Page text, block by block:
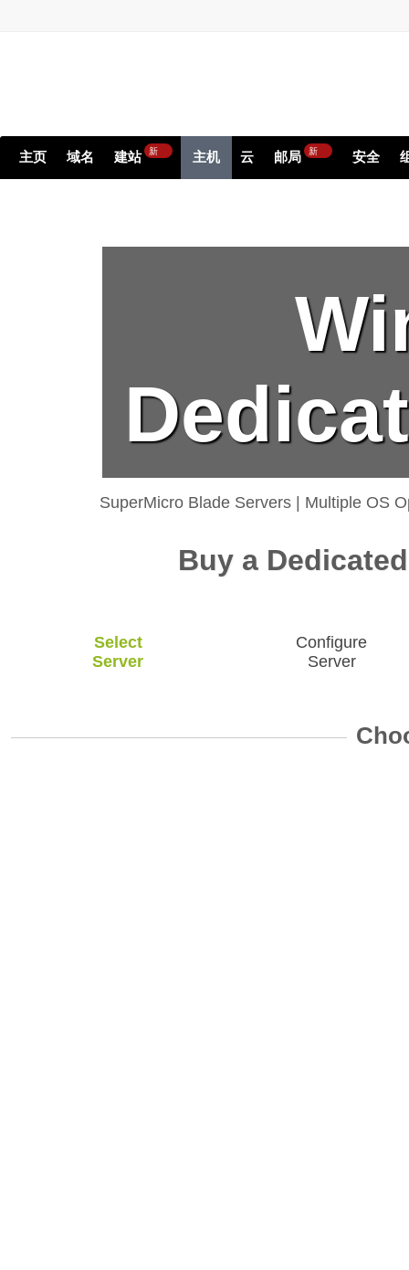
主页 域名 建站 新 主机 云 邮局 新 安全
SuperMicro Blade Servers Multiple OS
Buy a
Select
Server
Configure
Server